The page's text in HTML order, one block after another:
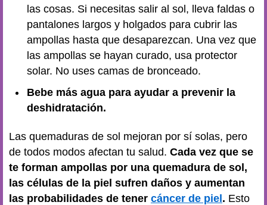
las cosas. Si necesitas salir al sol, lleva faldas o
pantalones largos y holgados para cubrir las
ampollas hasta que desaparezcan. Una vez que
las ampollas se hayan curado, usa protector
solar. No uses camas de bronceado.
Bebe más agua para ayudar a prevenir la
deshidratación.
Las quemaduras de sol mejoran por sí solas, pero
de todos modos afectan tu salud. Cada vez que se
te forman ampollas por una quemadura de sol,
las células de la piel sufren daños y aumentan
las probabilidades de tener cáncer de piel . Esto